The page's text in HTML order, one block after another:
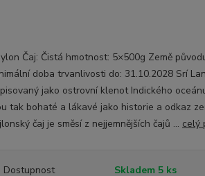
Čaj: Čistá hmotnost: 5×500g Země
doba trvanlivosti do: 31.10.2028 Srí
jako ostrovní klenot Indického
tak bohaté a lákavé jako historie a odkaz
čaj je směsí z nejjemnějších čajů ... celý
Dostupnost
Skladem 5 ks